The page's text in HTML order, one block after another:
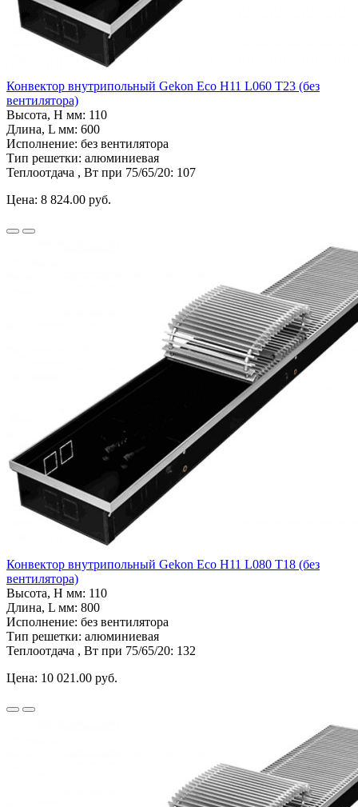
Конвектор внутрипольный Gekon Eco H11 L060 T23 (без
вентилятора)
Высота, H мм: 110
Длина, L мм: 600
Исполнение: без вентилятора
Тип решетки: алюминиевая
Теплоотдача , Вт при 75/65/20: 107
Цена: 8 824.00 руб.
Конвектор внутрипольный Gekon Eco H11 L080 T18 (без
вентилятора)
Высота, H мм: 110
Длина, L мм: 800
Исполнение: без вентилятора
Тип решетки: алюминиевая
Теплоотдача , Вт при 75/65/20: 132
Цена: 10 021.00 руб.